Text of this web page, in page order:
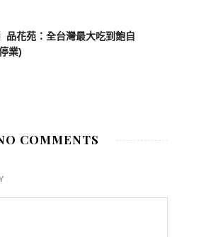
品花苑：全台灣最大吃到飽自
業)
COMMENTS